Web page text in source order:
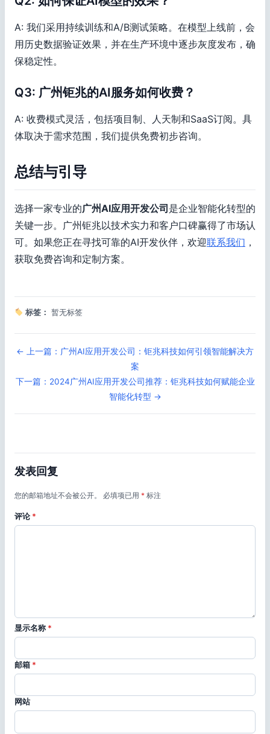
A: 我们采用持续训练和A/B测试策略。在模型上线前，会
用历史数据验证效果，并在生产环境中逐步灰度发布，确
保稳定性。
Q3: 广州钜兆的AI服务如何收费？
A: 收费模式灵活，包括项目制、人天制和SaaS订阅。具
体取决于需求范围，我们提供免费初步咨询。
总结与引导
选择一家专业的广州AI应用开发公司 是企业智能化转型的
关键一步。广州钜兆以技术实力和客户口碑赢得了市场认
可。如果您正在寻找可靠的AI开发伙伴，欢迎联系我们 ，
获取免费咨询和定制方案。
标签： 暂无标签
← 上一篇：广州AI应用开发公司：钜兆科技如何引领智能解决方
案
下一篇：2024广州AI应用开发公司推荐：钜兆科技如何赋能企业
智能化转型 →
发表回复
您的邮箱地址不会被公开。 必填项已用 * 标注
评论 *
显示名称 *
邮箱 *
网站